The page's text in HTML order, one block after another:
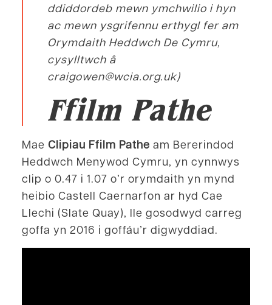
ddiddordeb mewn ymchwilio i hyn
ac mewn ysgrifennu erthygl fer am
Orymdaith Heddwch De Cymru,
cysylltwch â
craigowen@wcia.org.uk)
Ffilm Pathe
Mae Clipiau Ffilm Pathe am Bererindod
Heddwch Menywod Cymru, yn cynnwys
clip o 0.47 i 1.07 o’r orymdaith yn mynd
heibio Castell Caernarfon ar hyd Cae
Llechi (Slate Quay), lle gosodwyd carreg
goffa yn 2016 i goffáu’r digwyddiad.